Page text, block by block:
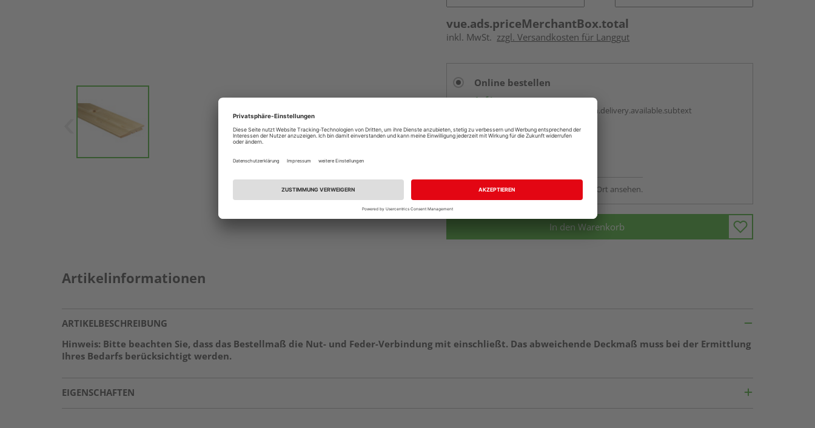
vue.ads.priceMerchantBox.total
inkl. MwSt. zzgl. Versandkosten für Langgut
Online bestellen
Auf Lager:
vue.ads.priceMerchantBox.option.delivery.available.subtext
Beim Händler abholen
Verfügbar in der Ausstellung - vor Ort ansehen.
In den Warenkorb
Artikelinformationen
ARTIKELBESCHREIBUNG
Hinweis: Bitte beachten Sie, dass das Bestellmaß die Nut- und Feder-Verbindung mit einschließt. Das abweichende Deckmaß muss bei der Ermittlung
Ihres Bedarfs berücksichtigt werden.
EIGENSCHAFTEN